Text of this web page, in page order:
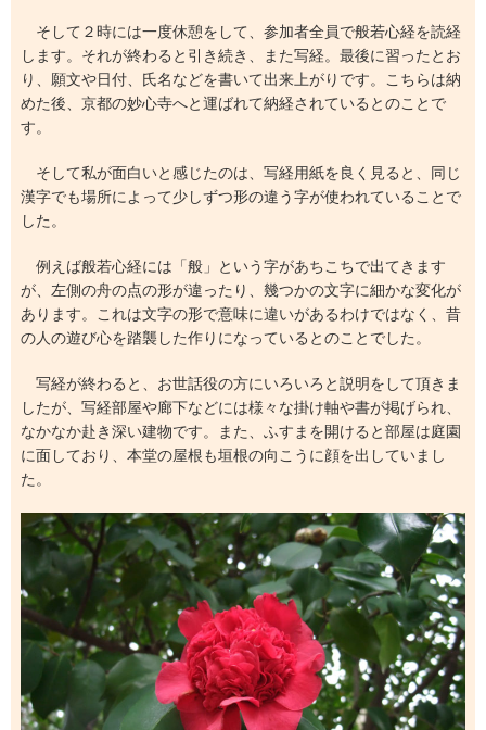
そして２時には一度休憩をして、参加者全員で般若心経を読経
します。それが終わると引き続き、また写経。最後に習ったとお
り、願文や日付、氏名などを書いて出来上がりです。こちらは納
めた後、京都の妙心寺へと運ばれて納経されているとのことで
す。
そして私が面白いと感じたのは、写経用紙を良く見ると、同じ
漢字でも場所によって少しずつ形の違う字が使われていることで
した。
例えば般若心経には「般」という字があちこちで出てきます
が、左側の舟の点の形が違ったり、幾つかの文字に細かな変化が
あります。これは文字の形で意味に違いがあるわけではなく、昔
の人の遊び心を踏襲した作りになっているとのことでした。
写経が終わると、お世話役の方にいろいろと説明をして頂きま
したが、写経部屋や廊下などには様々な掛け軸や書が掲げられ、
なかなか赴き深い建物です。また、ふすまを開けると部屋は庭園
に面しており、本堂の屋根も垣根の向こうに顔を出していまし
た。